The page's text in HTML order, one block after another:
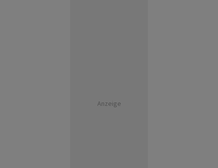
Anzeige